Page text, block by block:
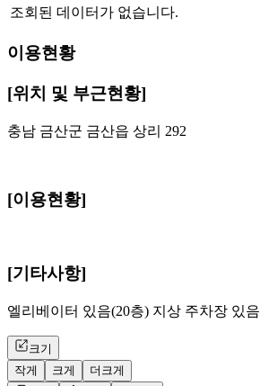
조회된 데이터가 없습니다.
이용현황
[위치 및 부근현황]
충남 금산군 금산읍 상리 292
[이용현황]
[기타사항]
엘리베이터 있음(20층) 지상 주차장 있음
크기
작게
크게
더크게